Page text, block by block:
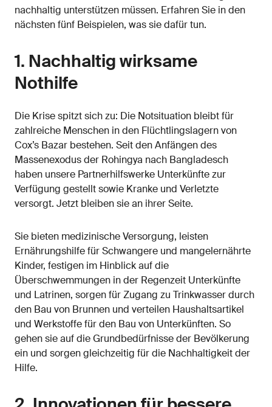
nachhaltig unterstützen müssen. Erfahren Sie in den
nächsten fünf Beispielen, was sie dafür tun.
1. Nachhaltig wirksame
Nothilfe
Die Krise spitzt sich zu: Die Notsituation bleibt für
zahlreiche Menschen in den Flüchtlingslagern von
Cox’s Bazar bestehen. Seit den Anfängen des
Massenexodus der Rohingya nach Bangladesch
haben unsere Partnerhilfswerke Unterkünfte zur
Verfügung gestellt sowie Kranke und Verletzte
versorgt. Jetzt bleiben sie an ihrer Seite.
Sie bieten medizinische Versorgung, leisten
Ernährungshilfe für Schwangere und mangelernährte
Kinder, festigen im Hinblick auf die
Überschwemmungen in der Regenzeit Unterkünfte
und Latrinen, sorgen für Zugang zu Trinkwasser durch
den Bau von Brunnen und verteilen Haushaltsartikel
und Werkstoffe für den Bau von Unterkünften. So
gehen sie auf die Grundbedürfnisse der Bevölkerung
ein und sorgen gleichzeitig für die Nachhaltigkeit der
Hilfe.